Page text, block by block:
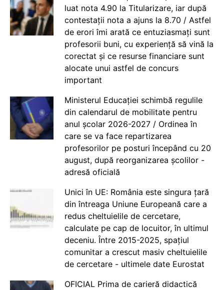
luat nota 4.90 la Titularizare, iar după
contestații nota a ajuns la 8.70 / Astfel
de erori îmi arată ce entuziasmați sunt
profesorii buni, cu experiență să vină la
corectat și ce resurse financiare sunt
alocate unui astfel de concurs
important
Ministerul Educației schimbă regulile
din calendarul de mobilitate pentru
anul școlar 2026-2027 / Ordinea în
care se va face repartizarea
profesorilor pe posturi începând cu 20
august, după reorganizarea școlilor -
adresă oficială
Unici în UE: România este singura țară
din întreaga Uniune Europeană care a
redus cheltuielile de cercetare,
calculate pe cap de locuitor, în ultimul
deceniu. Între 2015-2025, spațiul
comunitar a crescut masiv cheltuielile
de cercetare - ultimele date Eurostat
OFICIAL Prima de carieră didactică